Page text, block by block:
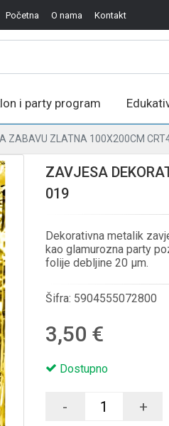
Početna O nama Kontakt
i party program
ZABAVU ZLATNA 100X200CM
ZAVJESA
019
Dekorativna metalik
kao glamurozna party
folije debljine 20 µm.
Šifra: 5904555072800
3,50 €
Dostupno
- +